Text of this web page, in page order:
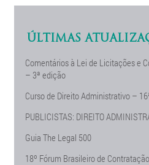
ÚLTIMAS
Comentários à Lei de Licitações e
– 3ª edição
Curso de Direito Administrativo –
PUBLICISTAS: DIREITO
Guia The Legal 500
18º Fórum Brasileiro de